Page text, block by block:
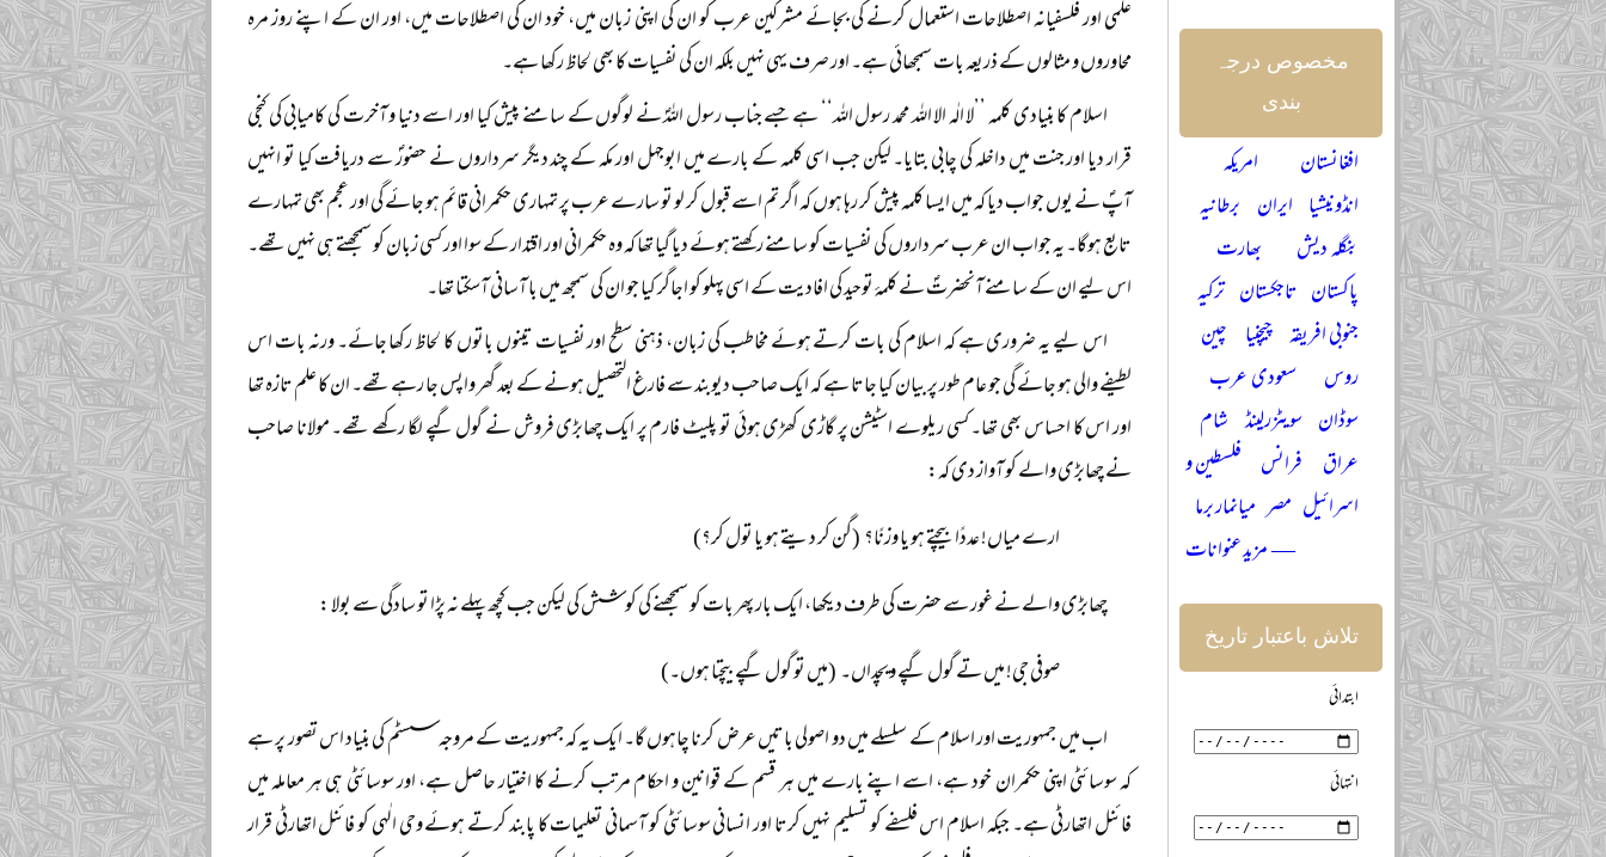
علمی اور فلسفیانہ اصطلاحات استعمال کرنے کی بجائے مشرکین عرب کو ان کی اپنی زبان میں، خود ان کی اصطلاحات میں، اور ان کے اپنے روز مرہ
محاوروں و مثالوں کے ذریعہ بات سمجھائی ہے۔ اور صرف یہی نہیں بلکہ ان کی نفسیات کا بھی لحاظ رکھا ہے۔
اسلام کا بنیادی کلمہ ’’لا الٰہ الا اللہ محمد رسول اللہ‘‘ ہے جسے جناب رسول اللہؐ نے لوگوں کے سامنے پیش کیا اور اسے دنیا و آخرت کی کامیابی کی کنجی
قرار دیا اور جنت میں داخلہ کی چابی بتایا۔ لیکن جب اسی کلمہ کے بارے میں ابوجہل اور مکہ کے چند دیگر سرداروں نے حضورؐ سے دریافت کیا تو انہیں
آپؐ نے یوں جواب دیا کہ میں ایسا کلمہ پیش کر رہا ہوں کہ اگر تم اسے قبول کر لو تو سارے عرب پر تمہاری حکمرانی قائم ہو جائے گی اور عجم بھی تمہارے
تابع ہوگا۔ یہ جواب ان عرب سرداروں کی نفسیات کو سامنے رکھتے ہوئے دیا گیا تھا کہ وہ حکمرانی اور اقتدار کے سوا اور کسی زبان کو سمجھتے ہی نہیں تھے۔
اس لیے ان کے سامنے آنحضرتؐ نے کلمۂ توحید کی افادیت کے اسی پہلو کو اجاگر کیا جو ان کی سمجھ میں با آسانی آسکتا تھا۔
اس لیے یہ ضروری ہے کہ اسلام کی بات کرتے ہوئے مخاطب کی زبان، ذہنی سطح اور نفسیات تینوں باتوں کا لحاظ رکھا جائے۔ ورنہ بات اس
لطیفے والی ہو جائے گی جو عام طور پر بیان کیا جاتا ہے کہ ایک صاحب دیوبند سے فارغ التحصیل ہونے کے بعد گھر واپس جا رہے تھے۔ ان کا علم تازہ تھا
اور اس کا احساس بھی تھا۔ کسی ریلوے اسٹیشن پر گاڑی کھڑی ہوئی تو پلیٹ فارم پر ایک چھابڑی فروش نے گول گپے لگا رکھے تھے۔ مولانا صاحب
نے چھابڑی والے کو آواز دی کہ:
ارے میاں! عددًا بیچتے ہو یا وزنًا؟ (گن کر دیتے ہو یا تول کر؟)
چھابڑی والے نے غور سے حضرت کی طرف دیکھا، ایک بار پھر بات کو سمجھنے کی کوشش کی لیکن جب کچھ پہلے نہ پڑا تو سادگی سے بولا :
صوفی جی! میں تے گول گپے ویچداں۔ (میں تو گول گپے بیچتا ہوں۔)
اب میں جمہوریت اور اسلام کے سلسلے میں دو اصولی باتیں عرض کرنا چاہوں گا۔ ایک یہ کہ جمہوریت کے مروجہ سسٹم کی بنیاد اس تصور پر ہے
کہ سوسائٹی اپنی حکمران خود ہے، اسے اپنے بارے میں ہر قسم کے قوانین و احکام مرتب کرنے کا اختیار حاصل ہے، اور سوسائٹی ہی ہر معاملہ میں
فائنل اتھارٹی ہے۔ جبکہ اسلام اس فلسفے کو تسلیم نہیں کرتا اور انسانی سوسائٹی کو آسمانی تعلیمات کا پابند کرتے ہوئے وحی الٰہی کو فائنل اتھارٹی قرار
مخصوص درجہ
بندی
افغانستان
امریکہ
انڈونیشیا ایران برطانیہ
بنگلہ دیش
بھارت
پاکستان تاجکستان ترکیہ
جنوبی افریقہ چیچنیا چین
روس
سعودی عرب
سوڈان سویٹزرلینڈ شام
عراق فرانس فلسطین و
اسرائیل مصر میانمار برما
— مزید عنوانات
تلاش باعتبار تاریخ
ابتدائی
انتہائی